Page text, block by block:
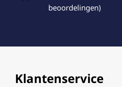
beoordelingen)
Klantenservice